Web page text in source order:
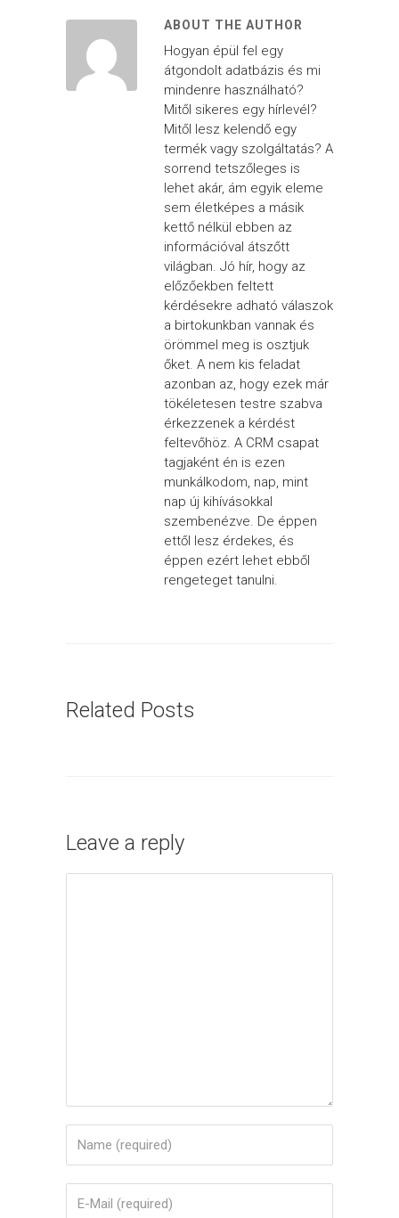
ABOUT THE AUTHOR
Hogyan épül fel egy
átgondolt adatbázis és mi
mindenre használható?
Mitől sikeres egy hírlevél?
Mitől lesz kelendő egy
termék vagy szolgáltatás? A
sorrend tetszőleges is
lehet akár, ám egyik eleme
sem életképes a másik
kettő nélkül ebben az
információval átszőtt
világban. Jó hír, hogy az
előzőekben feltett
kérdésekre adható válaszok
a birtokunkban vannak és
örömmel meg is osztjuk
őket. A nem kis feladat
azonban az, hogy ezek már
tökéletesen testre szabva
érkezzenek a kérdést
feltevőhöz. A CRM csapat
tagjaként én is ezen
munkálkodom, nap, mint
nap új kihívásokkal
szembenézve. De éppen
ettől lesz érdekes, és
éppen ezért lehet ebből
rengeteget tanulni.
Related Posts
Leave a reply